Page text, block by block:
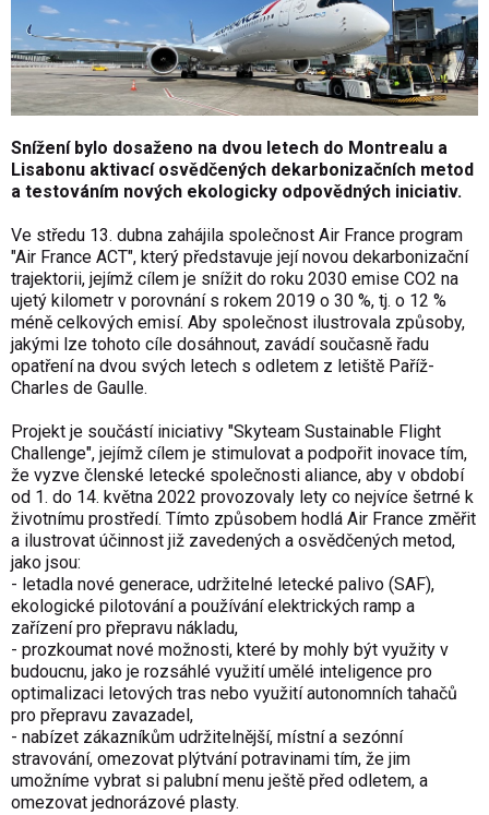
Snížení bylo dosaženo na dvou letech do Montrealu a
Lisabonu aktivací osvědčených dekarbonizačních metod
a testováním nových ekologicky odpovědných iniciativ.
Ve středu 13. dubna zahájila společnost Air France program
"Air France ACT", který představuje její novou dekarbonizační
trajektorii, jejímž cílem je snížit do roku 2030 emise CO2 na
ujetý kilometr v porovnání s rokem 2019 o 30 %, tj. o 12 %
méně celkových emisí. Aby společnost ilustrovala způsoby,
jakými lze tohoto cíle dosáhnout, zavádí současně řadu
opatření na dvou svých letech s odletem z letiště Paříž-
Charles de Gaulle.
Projekt je součástí iniciativy "Skyteam Sustainable Flight
Challenge", jejímž cílem je stimulovat a podpořit inovace tím,
že vyzve členské letecké společnosti aliance, aby v období
od 1. do 14. května 2022 provozovaly lety co nejvíce šetrné k
životnímu prostředí. Tímto způsobem hodlá Air France změřit
a ilustrovat účinnost již zavedených a osvědčených metod,
jako jsou:
- letadla nové generace, udržitelné letecké palivo (SAF),
ekologické pilotování a používání elektrických ramp a
zařízení pro přepravu nákladu,
- prozkoumat nové možnosti, které by mohly být využity v
budoucnu, jako je rozsáhlé využití umělé inteligence pro
optimalizaci letových tras nebo využití autonomních tahačů
pro přepravu zavazadel,
- nabízet zákazníkům udržitelnější, místní a sezónní
stravování, omezovat plýtvání potravinami tím, že jim
umožníme vybrat si palubní menu ještě před odletem, a
omezovat jednorázové plasty.